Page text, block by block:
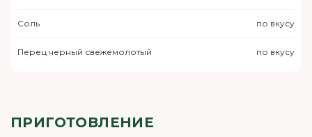
Соль по вкусу
Перец черный свежемолотый по вкусу
ПРИГОТОВЛЕНИЕ